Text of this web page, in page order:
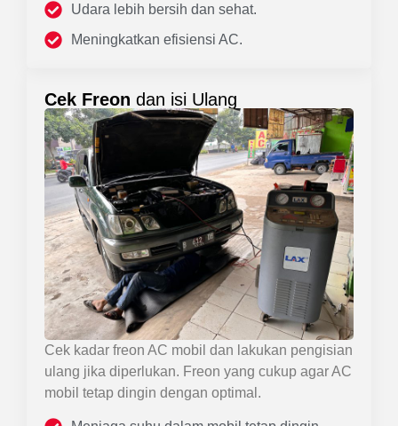
Udara lebih bersih dan sehat.
Meningkatkan efisiensi AC.
Cek Freon dan isi Ulang
Cek kadar freon AC mobil dan lakukan pengisian
ulang jika diperlukan. Freon yang cukup agar AC
mobil tetap dingin dengan optimal.